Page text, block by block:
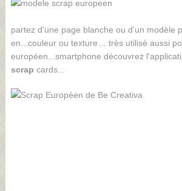
partez d'une page blanche ou d'un modèle
en...couleur ou texture… très utilisé aussi
européen...smartphone découvrez
scrap cards...